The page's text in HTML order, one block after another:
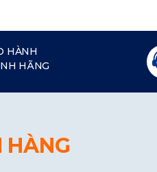
HÀNH
HÃNG
HÀNG